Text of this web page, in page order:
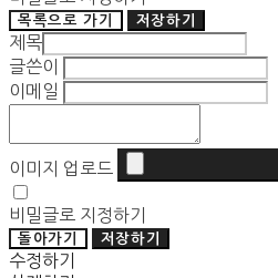
목록으로 가기 저장하기
제목
글쓴이
이메일
이미지 업로드
비밀글로 지정하기
돌아가기 저장하기
수정하기